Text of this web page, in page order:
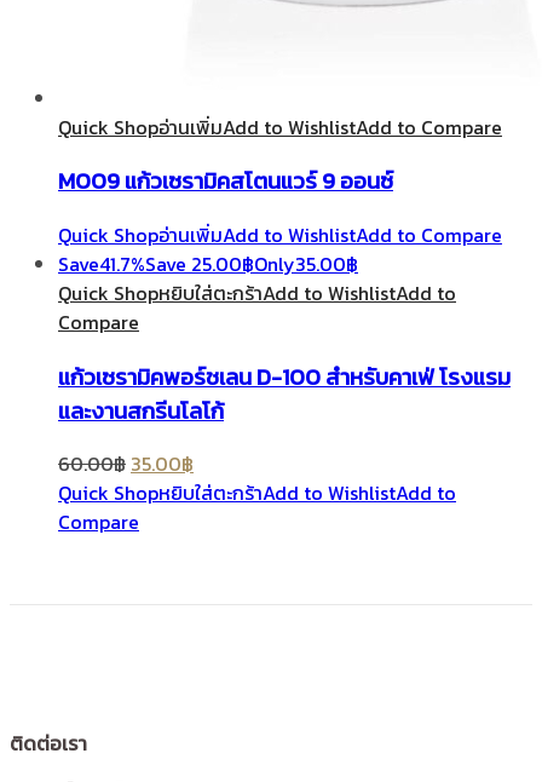
Quick Shopอ่านเพิ่มAdd to WishlistAdd to Compare
M009 แก้วเซรามิคสโตนแวร์ 9 ออนซ์
Quick Shopอ่านเพิ่มAdd to WishlistAdd to Compare
Save41.7%Save 25.00฿Only35.00฿
Quick Shopหยิบใส่ตะกร้าAdd to WishlistAdd to
Compare
แก้วเซรามิคพอร์ชเลน D-100 สำหรับคาเฟ่ โรงแรม
และงานสกรีนโลโก้
60.00฿ 35.00฿
Quick Shopหยิบใส่ตะกร้าAdd to WishlistAdd to
Compare
ติดต่อเรา